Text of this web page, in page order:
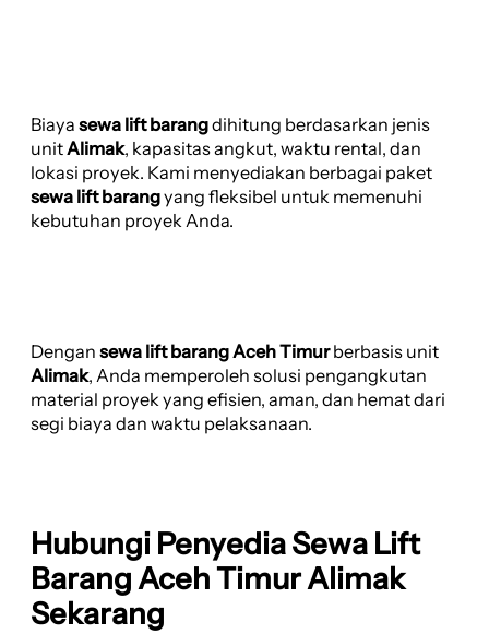
Biaya sewa lift barangdihitung berdasarkan jenis
unit Alimak, kapasitas angkut, waktu rental, dan
lokasi proyek. Kami menyediakan berbagai paket
sewa lift barangyang fleksibel untuk memenuhi
kebutuhan proyek Anda.
Dengan sewa lift barang Aceh Timurberbasis unit
Alimak, Anda memperoleh solusi pengangkutan
material proyek yang efisien, aman, dan hemat dari
segi biaya dan waktu pelaksanaan.
Hubungi Penyedia Sewa Lift
Barang Aceh Timur Alimak
Sekarang